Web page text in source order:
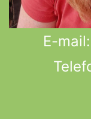
E-mail: